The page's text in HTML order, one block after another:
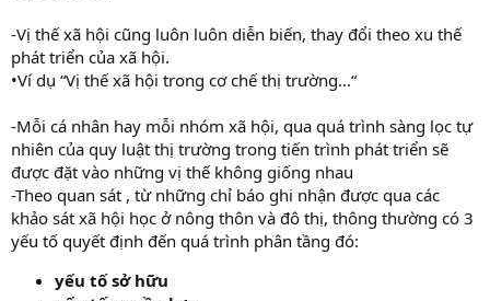
-Vị thế xã hội cũng luôn luôn diễn biến, thay đổi theo xu thế
phát triển của xã hội.
•Ví dụ “Vị thế xã hội trong cơ chế thị trường…“
-Mỗi cá nhân hay mỗi nhóm xã hội, qua quá trình sàng lọc tự
nhiên của quy luật thị trường trong tiến trình phát triển sẽ
được đặt vào những vị thế không giống nhau
-Theo quan sát , từ những chỉ báo ghi nhận được qua các
khảo sát xã hội học ở nông thôn và đô thị, thông thường có 3
yếu tố quyết định đến quá trình phân tầng đó:
yếu tố sở hữu